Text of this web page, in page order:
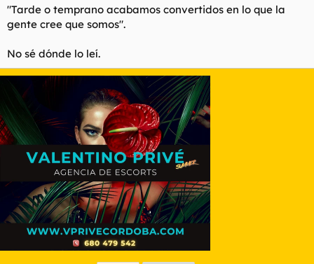
:
"Tarde o temprano acabamos convertidos en lo que la
gente cree que somos".
No sé dónde lo leí.